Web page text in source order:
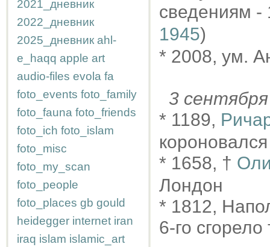
2021_дневник
2022_дневник
2025_дневник ahl-
e_haqq apple art
audio-files evola fa
foto_events foto_family
foto_fauna foto_friends
foto_ich foto_islam
foto_misc
foto_my_scan
foto_people
foto_places gb gould
heidegger internet iran
iraq islam islamic_art
сведениям -
1945)
* 2008, ум.
3
* 1189,
* 1658, †
Лондон
* 1812,
6-го